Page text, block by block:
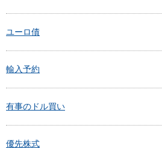
ユーロ債
輸入予約
有事のドル買い
優先株式